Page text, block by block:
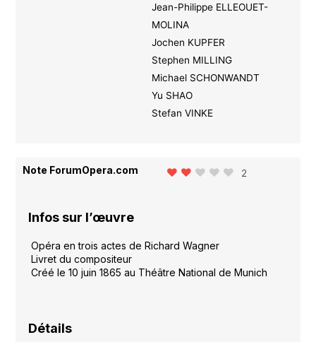
Jean-Philippe ELLEOUET-
MOLINA
Jochen KUPFER
Stephen MILLING
Michael SCHONWANDT
Yu SHAO
Stefan VINKE
Note ForumOpera.com 2
Infos sur l’œuvre
Opéra en trois actes de Richard Wagner
Livret du compositeur
Créé le 10 juin 1865 au Théâtre National de Munich
Détails